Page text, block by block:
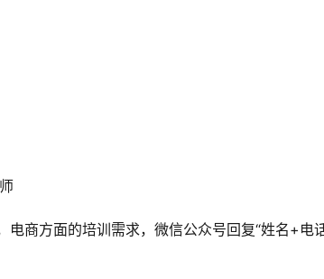
电商方面的培训需求，微信公众号回复“姓名+电